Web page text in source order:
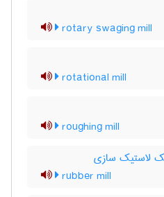
rotary swaging mill
rotational mill
roughing mill
لاستیک سازی
rubber mill